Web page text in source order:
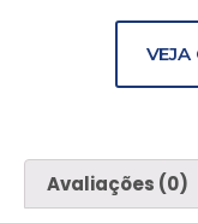
Avaliações (0)